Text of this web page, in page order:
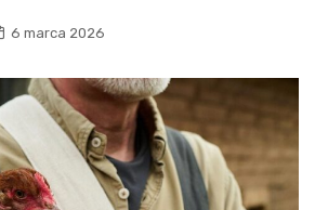
6 marca 2026